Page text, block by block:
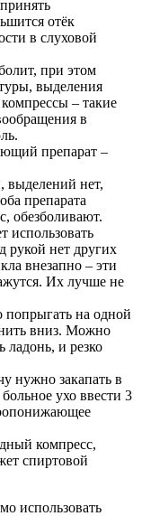
отёк
в слуховой
при этом
выделения
– такие
в
препарат –
выделений нет,
препарата
обезболивают.
использовать
рукой нет других
внезапно – эти
Их лучше не
попрыгать на одной
вниз. Можно
ладонь, и резко
нужно закапать в
ухо ввести 3
компресс,
спиртовой
использовать